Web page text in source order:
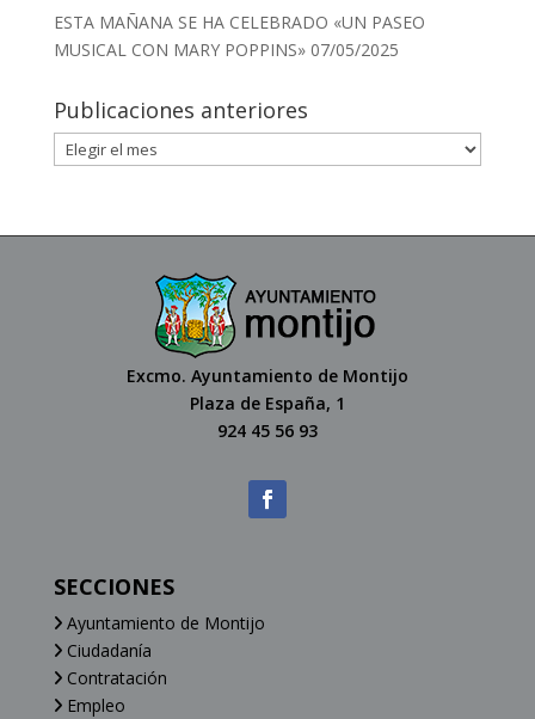
ESTA MAÑANA SE HA CELEBRADO «UN PASEO
MUSICAL CON MARY POPPINS» 07/05/2025
Publicaciones anteriores
Excmo. Ayuntamiento de Montijo
Plaza de España, 1
924 45 56 93
SECCIONES
Ayuntamiento de Montijo
Ciudadanía
Contratación
Empleo